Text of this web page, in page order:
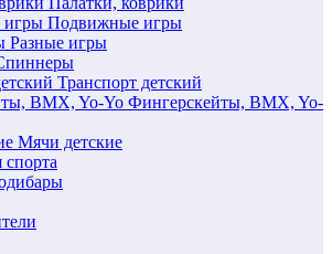
Подвижные игры
Разные игры
Транспорт детский
Фингерскейты, BMX, Yo-
Мячи детские
спорта